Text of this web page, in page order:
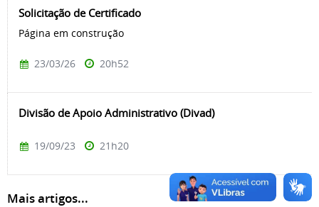
Solicitação de Certificado
Página em construção
23/03/26 20h52
Divisão de Apoio Administrativo (Divad)
19/09/23 21h20
Mais artigos...